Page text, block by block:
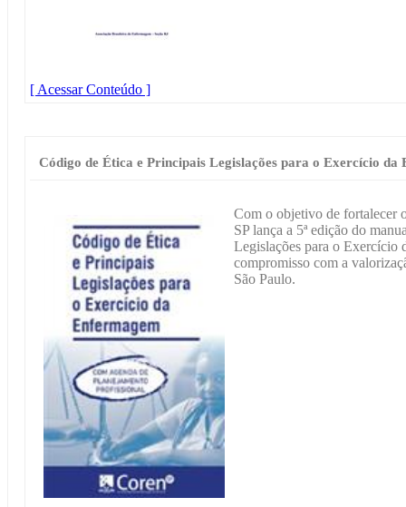
[ Acessar Conteúdo ]
Código de Ética e Principais Legislações para o Exercício da
Com o objetivo de fortalecer
SP lança a 5ª edição do
Legislações para o Exercício
compromisso com a
São Paulo.